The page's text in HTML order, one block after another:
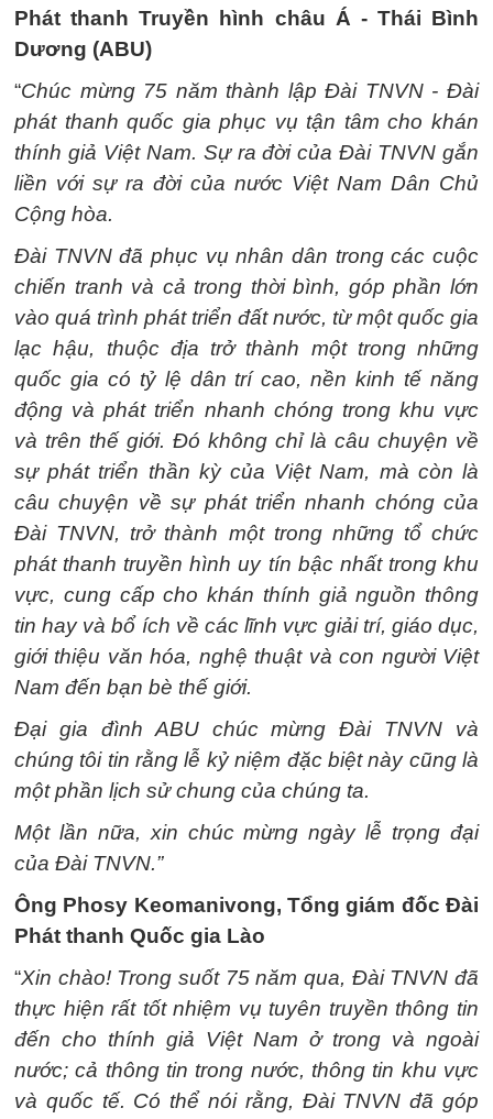
Phát thanh Truyền hình châu Á - Thái Bình
Dương (ABU)
“Chúc mừng 75 năm thành lập Đài TNVN - Đài
phát thanh quốc gia phục vụ tận tâm cho khán
thính giả Việt Nam. Sự ra đời của Đài TNVN gắn
liền với sự ra đời của nước Việt Nam Dân Chủ
Cộng hòa.
Đài TNVN đã phục vụ nhân dân trong các cuộc
chiến tranh và cả trong thời bình, góp phần lớn
vào quá trình phát triển đất nước, từ một quốc gia
lạc hậu, thuộc địa trở thành một trong những
quốc gia có tỷ lệ dân trí cao, nền kinh tế năng
động và phát triển nhanh chóng trong khu vực
và trên thế giới. Đó không chỉ là câu chuyện về
sự phát triển thần kỳ của Việt Nam, mà còn là
câu chuyện về sự phát triển nhanh chóng của
Đài TNVN, trở thành một trong những tổ chức
phát thanh truyền hình uy tín bậc nhất trong khu
vực, cung cấp cho khán thính giả nguồn thông
tin hay và bổ ích về các lĩnh vực giải trí, giáo dục,
giới thiệu văn hóa, nghệ thuật và con người Việt
Nam đến bạn bè thế giới.
Đại gia đình ABU chúc mừng Đài TNVN và
chúng tôi tin rằng lễ kỷ niệm đặc biệt này cũng là
một phần lịch sử chung của chúng ta.
Một lần nữa, xin chúc mừng ngày lễ trọng đại
của Đài TNVN.”
Ông Phosy Keomanivong, Tổng giám đốc Đài
Phát thanh Quốc gia Lào
“Xin chào! Trong suốt 75 năm qua, Đài TNVN đã
thực hiện rất tốt nhiệm vụ tuyên truyền thông tin
đến cho thính giả Việt Nam ở trong và ngoài
nước; cả thông tin trong nước, thông tin khu vực
và quốc tế. Có thể nói rằng, Đài TNVN đã góp